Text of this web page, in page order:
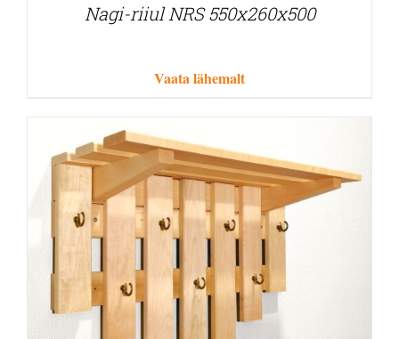
Nagi-riiul NRS 550x260x500
Vaata lähemalt